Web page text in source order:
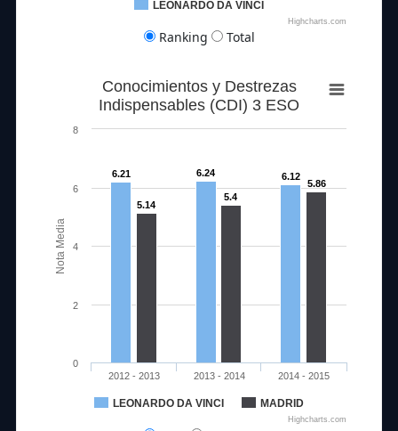
LEONARDO DA VINCI
Highcharts.com
Ranking Total
Nota Media
Conocimientos y Destrezas
Indispensables (CDI) 3 ESO
6.21 6.24 6.12
5.14
5.4
5.86
LEONARDO DA VINCI MADRID
2012 - 2013 2013 - 2014 2014 - 2015
0
2
4
6
8
Highcharts.com